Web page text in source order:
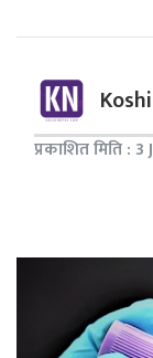
प्रकाशित मिति :